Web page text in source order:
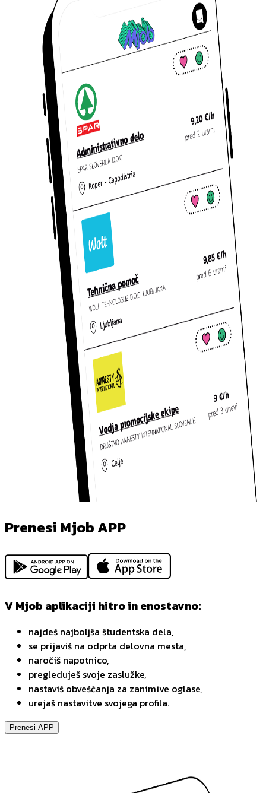
Prenesi Mjob APP
V Mjob aplikaciji hitro in enostavno:
najdeš najboljša študentska dela,
se prijaviš na odprta delovna mesta,
naročiš napotnico,
pregleduješ svoje zaslužke,
nastaviš obveščanja za zanimive oglase,
urejaš nastavitve svojega profila.
Prenesi APP